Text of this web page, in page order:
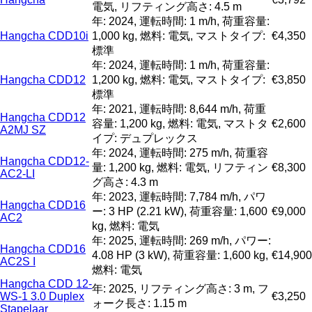
電気, リフティング高さ: 4.5 m
Hangcha CDD10i
年: 2024, 運転時間: 1 m/h, 荷重容量:
1,000 kg, 燃料: 電気, マストタイプ:
標準
€4,350
Hangcha CDD12
年: 2024, 運転時間: 1 m/h, 荷重容量:
1,200 kg, 燃料: 電気, マストタイプ:
標準
€3,850
Hangcha CDD12
A2MJ SZ
年: 2021, 運転時間: 8,644 m/h, 荷重
容量: 1,200 kg, 燃料: 電気, マストタ
イプ: デュプレックス
€2,600
Hangcha CDD12-
AC2-LI
年: 2024, 運転時間: 275 m/h, 荷重容
量: 1,200 kg, 燃料: 電気, リフティン
グ高さ: 4.3 m
€8,300
Hangcha CDD16
AC2
年: 2023, 運転時間: 7,784 m/h, パワ
ー: 3 HP (2.21 kW), 荷重容量: 1,600
kg, 燃料: 電気
€9,000
Hangcha CDD16
AC2S I
年: 2025, 運転時間: 269 m/h, パワー:
4.08 HP (3 kW), 荷重容量: 1,600 kg,
燃料: 電気
€14,900
Hangcha CDD 12-
WS-1 3.0 Duplex
Stapelaar
年: 2025, リフティング高さ: 3 m, フ
ォーク長さ: 1.15 m
€3,250